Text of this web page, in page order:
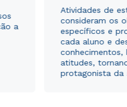
a
Atividades de
consideram os
específicos e
cada aluno e
conhecimentos,
atitudes,
protagonista da